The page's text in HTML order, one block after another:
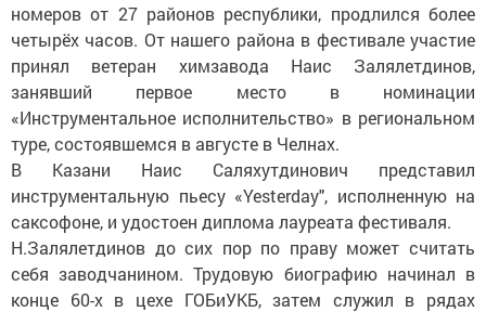
номеров от 27 районов республики, продлился более
четырёх часов. От нашего района в фестивале участие
принял ветеран химзавода Наис Залялетдинов,
занявший первое место в номинации
«Инструментальное исполнительство» в региональном
туре, состоявшемся в августе в Челнах.
В Казани Наис Саляхутдинович представил
инструментальную пьесу «Yesterday", исполненную на
саксофоне, и удостоен диплома лауреата фестиваля.
Н.Залялетдинов до сих пор по праву может считать
себя заводчанином. Трудовую биографию начинал в
конце 60-х в цехе ГОБиУКБ, затем служил в рядах